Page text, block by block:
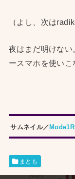
（よし、次は
夜はまだ明けな
ースマホを使い
サムネイル／
まとも